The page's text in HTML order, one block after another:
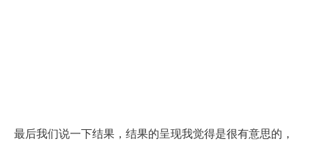
最后我们说一下结果，结果的呈现我觉得是很有意思的，